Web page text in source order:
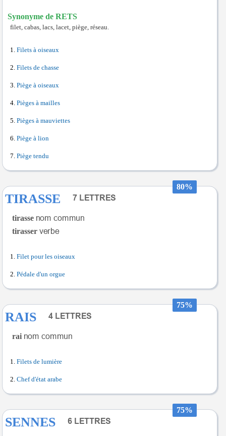
Synonyme de RETS
filet, cabas, lacs, lacet, piège, réseau.
Filets à oiseaux
Filets de chasse
Piège à oiseaux
Pièges à mailles
Pièges à mauviettes
Piège à lion
Piège tendu
80%
TIRASSE
tirasse
tirasser
Filet pour les oiseaux
Pédale d'un orgue
75%
RAIS
rai
Filets de lumière
Chef d'état arabe
75%
SENNES